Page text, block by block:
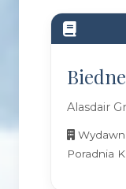
Alasdair
Poradnia K